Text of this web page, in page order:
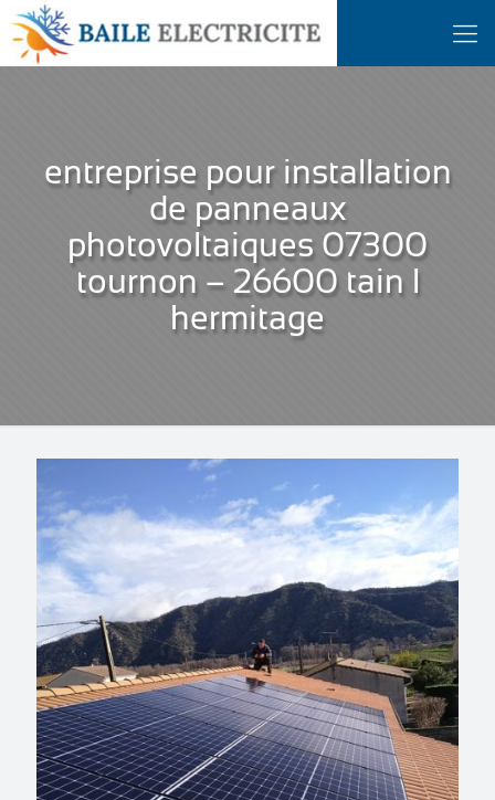
entreprise pour installation
de panneaux
photovoltaiques 07300
tournon – 26600 tain l
hermitage